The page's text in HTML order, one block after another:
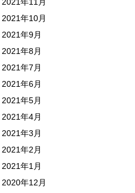
2021年10月
2021年9月
2021年8月
2021年7月
2021年6月
2021年5月
2021年4月
2021年3月
2021年2月
2021年1月
2020年12月